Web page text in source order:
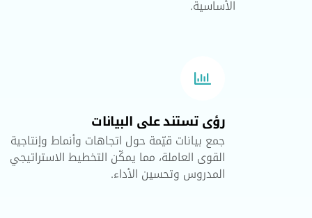
رؤى تستند على البيانات
جمع بيانات قيّمة حول اتجاهات وأنماط وإنتاجية
القوى العاملة، مما يمكّن التخطيط الاستراتيجي
المدروس وتحسين الأداء.